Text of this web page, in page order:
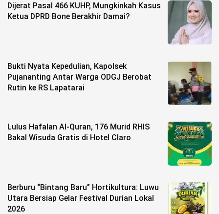
Dijerat Pasal 466 KUHP, Mungkinkah Kasus
Ketua DPRD Bone Berakhir Damai?
Bukti Nyata Kepedulian, Kapolsek
Pujananting Antar Warga ODGJ Berobat
Rutin ke RS Lapatarai
Lulus Hafalan Al-Quran, 176 Murid RHIS
Bakal Wisuda Gratis di Hotel Claro
Berburu “Bintang Baru” Hortikultura: Luwu
Utara Bersiap Gelar Festival Durian Lokal
2026